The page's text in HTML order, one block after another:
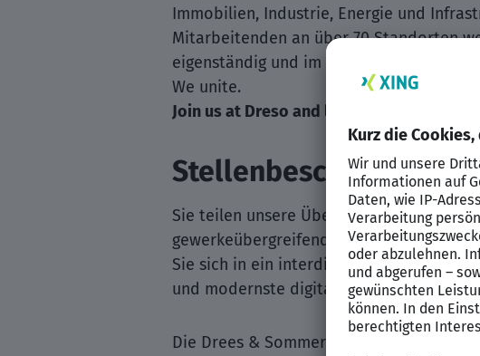
Immobilien, Industrie, Energie und
Mitarbeitenden an über 70 Standorten
eigenständig und im Team. Mit
We unite.
Join us at Dreso and let’s create a world
Stellenbeschreibung
Sie teilen unsere Überzeugung von
gewerkeübergreifenden Blickwinkel des
Sie sich in ein interdisziplinäres
und modernste digitale
Die Drees & Sommer-Beteiligung